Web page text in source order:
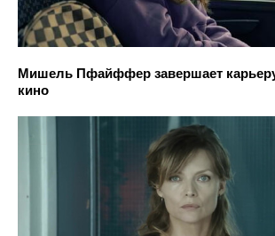
Мишель Пфайффер завершает
кино